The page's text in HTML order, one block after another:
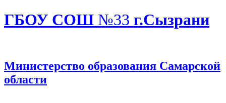
ГБОУ СОШ №33 г.Сызрани
Министерство образования Самарской
области